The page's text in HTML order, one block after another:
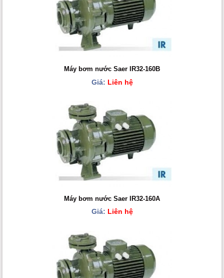
Máy bơm nước Saer IR32-160B
Giá: Liên hệ
Máy bơm nước Saer IR32-160A
Giá: Liên hệ